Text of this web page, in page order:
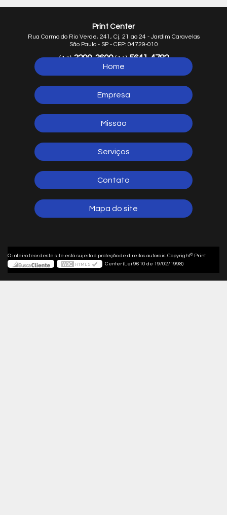
Print Center
Rua Carmo do Rio Verde, 241, Cj. 21 ao 24 - Jardim Caravelas
São Paulo - SP - CEP: 04729-010
(11)3299-3600(11)5641-4782
5641-1254
Home
Empresa
Missão
Serviços
Contato
Mapa do site
O inteiro teor deste site está sujeito à proteção de direitos autorais. Copyright© Print
Center (Lei 9610 de 19/02/1998)